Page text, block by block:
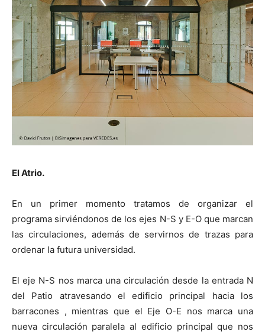
El Atrio.
En un primer momento tratamos de organizar el
programa sirviéndonos de los ejes N-S y E-O que marcan
las circulaciones, además de servirnos de trazas para
ordenar la futura universidad.
El eje N-S nos marca una circulación desde la entrada N
del Patio atravesando el edificio principal hacia los
barracones , mientras que el Eje O-E nos marca una
nueva circulación paralela al edificio principal que nos